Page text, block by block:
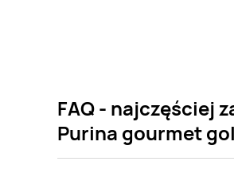
FAQ - najczęściej
Purina gourmet